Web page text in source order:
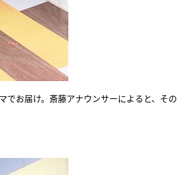
でお届け。斎藤アナウンサーによると、その